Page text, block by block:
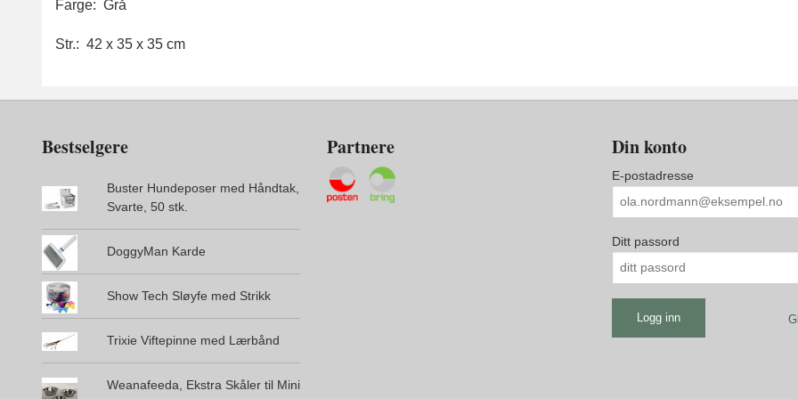
Farge: Grå
Str.: 42 x 35 x 35 cm
Bestselgere
Buster Hundeposer med Håndtak,
Svarte, 50 stk.
DoggyMan Karde
Show Tech Sløyfe med Strikk
Trixie Viftepinne med Lærbånd
Weanafeeda, Ekstra Skåler til Mini
Partnere Din konto
E-postadresse
Ditt passord